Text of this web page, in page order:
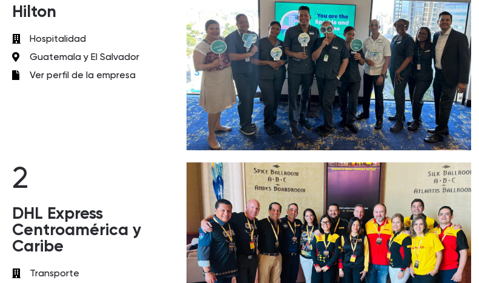
Hilton
Hospitalidad
Guatemala y El Salvador
Ver perfil de la empresa
2
DHL Express
Centroamérica y
Caribe
Transporte